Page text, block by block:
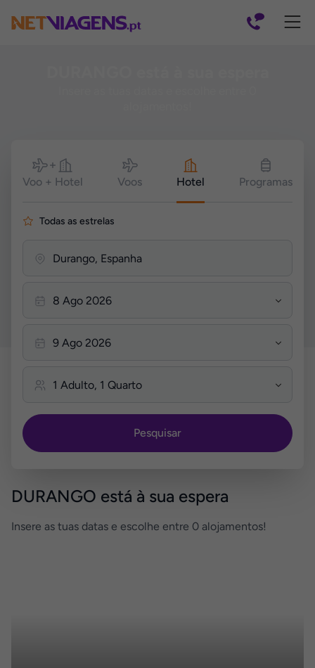
Pesquisar
Voo + Hotel Voos Hotel Programas
Todas as estrelas
Pesquisar
DURANGO está à sua espera
Insere as tuas datas e escolhe entre 0 alojamentos!